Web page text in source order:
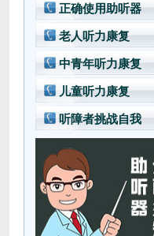
正确使用助听器
老人听力康复
中青年听力康复
儿童听力康复
听障者挑战自我